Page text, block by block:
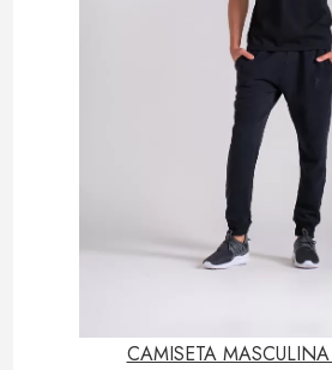
CAMISETA